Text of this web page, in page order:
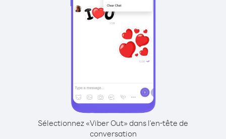
Sélectionnez «Viber Out» dans l'en-tête de
conversation